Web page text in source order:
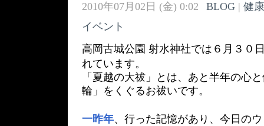
2010年07月02日 (金) 0:02 BLOG| 健
イベント
高岡古城公園 射水神社では６月３０
れています。
「夏越の大祓」とは、あと半年の心
輪」をくぐるお祓いです。
一昨年、行った記憶があり、今日の